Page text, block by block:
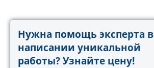
Нужна помощь эксперта в
написании уникальной
работы? Узнайте цену!